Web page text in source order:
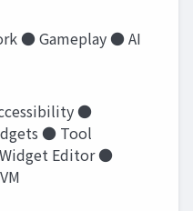
● Gameplay ● AI
●
● Tool
Editor ●